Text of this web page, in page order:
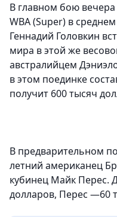
В главном бою
WBA (Super) в
Геннадий Головкин
мира в этой же
австралийцем
в этом поединке
получит 600 тысяч
В предварительном
летний американец
кубинец Майк Перес.
долларов, Перес —60